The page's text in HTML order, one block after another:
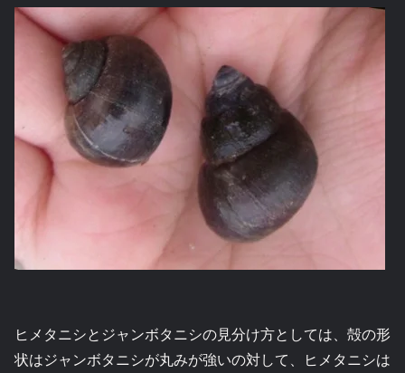
ヒメタニシとジャンボタニシの見分け方としては、殻の形
状はジャンボタニシが丸みが強いの対して、ヒメタニシは